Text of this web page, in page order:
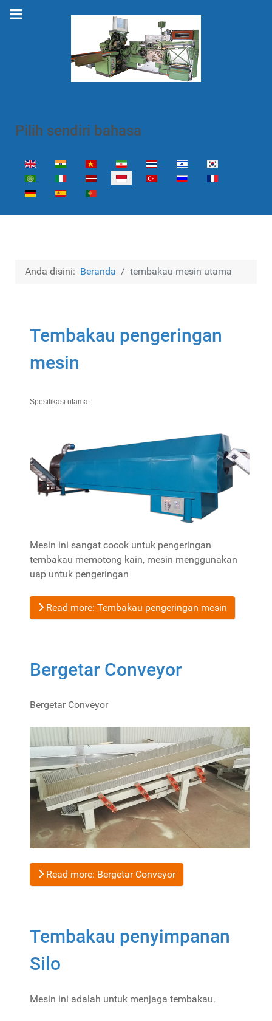
Pilih sendiri bahasa
Select your language
Anda disini: Beranda tembakau mesin utama
Tembakau pengeringan
mesin
Spesifikasi utama:
Mesin ini sangat cocok untuk pengeringan
tembakau memotong kain, mesin menggunakan
uap untuk pengeringan
Read more: Tembakau pengeringan mesin
Bergetar Conveyor
Bergetar Conveyor
Read more: Bergetar Conveyor
Tembakau penyimpanan
Silo
Mesin ini adalah untuk menjaga tembakau.